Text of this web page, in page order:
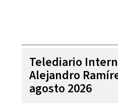
Telediario
Alejandro
agosto 2026